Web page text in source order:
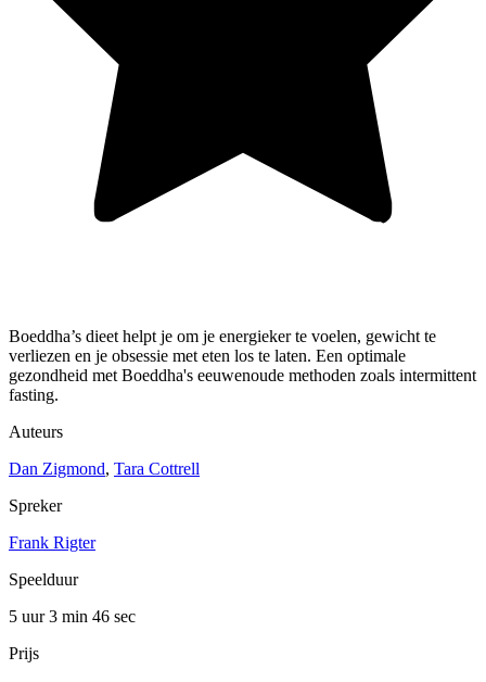
Boeddha’s dieet helpt je om je energieker te voelen, gewicht te
verliezen en je obsessie met eten los te laten. Een optimale
gezondheid met Boeddha's eeuwenoude methoden zoals intermittent
fasting.
Auteurs
Dan Zigmond, Tara Cottrell
Spreker
Frank Rigter
Speelduur
5 uur 3 min 46 sec
Prijs